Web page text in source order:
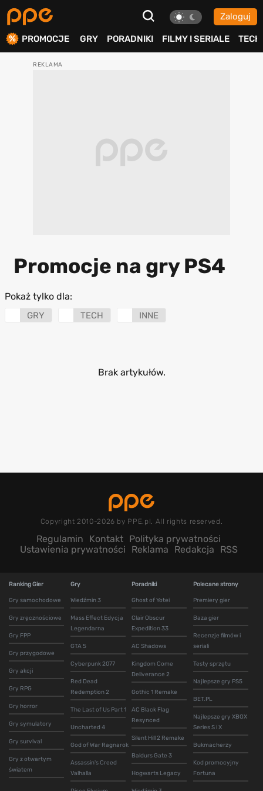
Zaloguj
PROMOCJE GRY PORADNIKI FILMY I SERIALE TECH
Promocje na gry PS4
Pokaż tylko dla:
GRY TECH INNE
Brak artykułów.
Copyright 2010-2026 by PPE.pl. All rights reserved.
Regulamin Kontakt Polityka prywatności
Ustawienia prywatności
Reklama Redakcja RSS
Ranking Gier
Gry samochodowe
Gry zręcznościowe
Gry FPP
Gry przygodowe
Gry akcji
Gry RPG
Gry horror
Gry symulatory
Gry survival
Gry z otwartym
światem
Gry
Wiedźmin 3
Mass Effect Edycja
Legendarna
GTA 5
Cyberpunk 2077
Red Dead
Redemption 2
The Last of Us Part 1
Uncharted 4
God of War Ragnarok
Assassin's Creed
Valhalla
Poradniki
Ghost of Yotei
Clair Obscur
Expedition 33
AC Shadows
Kingdom Come
Deliverance 2
Gothic 1 Remake
AC Black Flag
Resynced
Silent Hill 2 Remake
Baldurs Gate 3
Hogwarts Legacy
Polecane strony
Premiery gier
Baza gier
Recenzje filmów i
seriali
Testy sprzętu
Najlepsze gry PS5
BET.PL
Najlepsze gry XBOX
Series S i X
Bukmacherzy
Kod promocyjny
Fortuna